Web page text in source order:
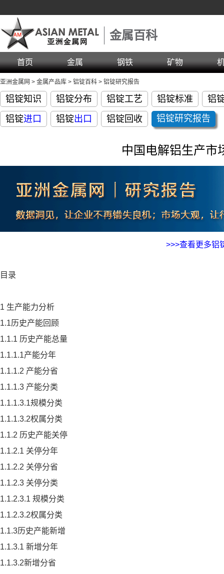
金属百科
首页 金属 钢铁 矿物
亚洲金属网 > 金属产品库 > 铝锭百科 > 铝锭研究报告
铝锭知识 铝锭分布 铝锭工艺 铝锭标准
铝
铝锭进口 铝锭出口 铝锭回收 铝锭研究报告
中国电解铝生产市
>>>查看更多铝
目录
1 生产能力分析
1.1历史产能回顾
1.1.1 历史产能总量
1.1.1.1产能分年
1.1.1.2 产能分省
1.1.1.3 产能分类
1.1.1.3.1规模分类
1.1.1.3.2权属分类
1.1.2 历史产能关停
1.1.2.1 关停分年
1.1.2.2 关停分省
1.1.2.3 关停分类
1.1.2.3.1 规模分类
1.1.2.3.2权属分类
1.1.3历史产能新增
1.1.3.1 新增分年
1.1.3.2新增分省